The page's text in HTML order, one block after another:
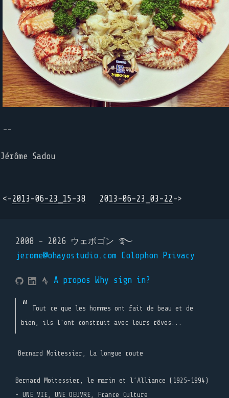
--
Jérôme Sadou
<-2013-06-23_15-38 2013-06-23_03-22->
2008 - 2026 ウェボゴン ࿐
jerome@ohayostudio.com Colophon Privacy
A propos Why sign in?
Tout ce que les hommes ont fait de beau et de
bien, ils l'ont construit avec leurs rêves...
Bernard Moitessier, La longue route
Bernard Moitessier, le marin et l’Alliance (1925-1994)
- UNE VIE, UNE OEUVRE, France Culture